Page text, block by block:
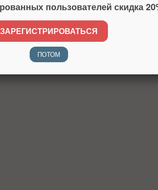
ОС Google Chrome, ОС Apple, Windows
44,5 x 16,5 мм
пользователей скидка
ЗАРЕГИСТРИРОВАТЬСЯ
ПОТОМ